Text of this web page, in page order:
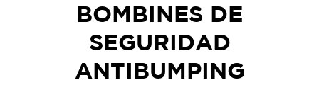
BOMBINES DE
SEGURIDAD
ANTIBUMPING